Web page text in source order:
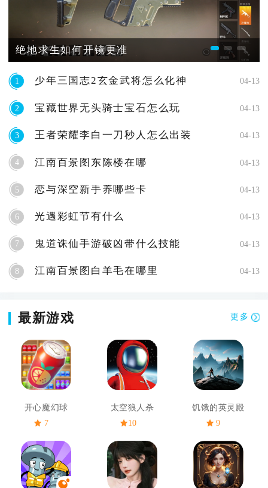
绝地求生如何开镜更准
1 少年三国志2玄金武将怎么化神 04-13
2 宝藏世界无头骑士宝石怎么玩 04-13
3 王者荣耀李白一刀秒人怎么出装 04-13
4 江南百景图东陈楼在哪 04-13
5 恋与深空新手养哪些卡 04-13
6 光遇彩虹节有什么 04-13
7 鬼道诛仙手游破凶带什么技能 04-13
8 江南百景图白羊毛在哪里 04-13
最新游戏 更多
开心魔幻球
7
太空狼人杀
10
饥饿的英灵殿
9